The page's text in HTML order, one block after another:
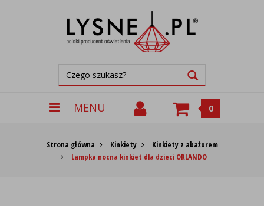
MENU 0
Strona główna Kinkiety
Kinkiety z abażurem
Lampka nocna kinkiet dla dzieci ORLANDO